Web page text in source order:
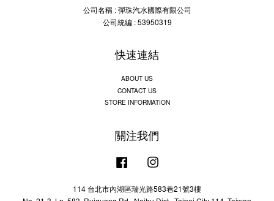
公司名稱 : 彈珠汽水國際有限公司
公司統編 : 53950319
快速連結
ABOUT US
CONTACT US
STORE INFORMATION
關注我們
Facebook
114 台北市內湖區瑞光路583巷21號3樓